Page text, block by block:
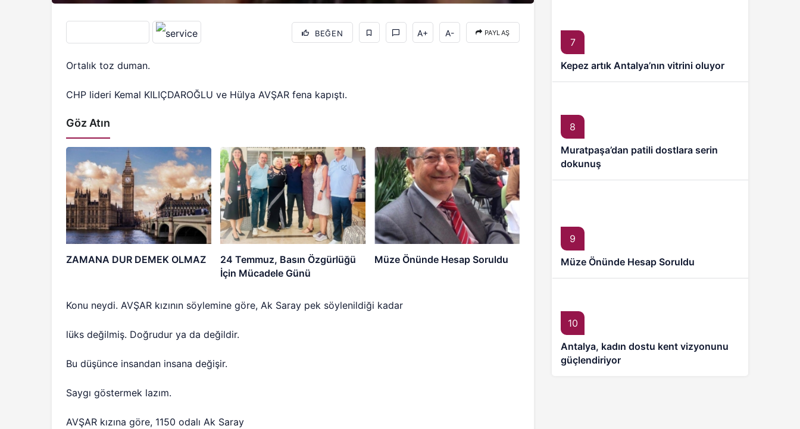
BEĞEN A+ A- PAYLAŞ
Ortalık toz duman.
CHP lideri Kemal KILIÇDAROĞLU ve Hülya AVŞAR fena kapıştı.
Göz Atın
ZAMANA DUR DEMEK OLMAZ
24 Temmuz, Basın Özgürlüğü
İçin Mücadele Günü
Müze Önünde Hesap Soruldu
Konu neydi. AVŞAR kızının söylemine göre, Ak Saray pek söylenildiği kadar
lüks değilmiş. Doğrudur ya da değildir.
Bu düşünce insandan insana değişir.
Saygı göstermek lazım.
AVŞAR kızına göre, 1150 odalı Ak Saray
7
Kepez artık Antalya’nın vitrini oluyor
8
Muratpaşa’dan patili dostlara serin
dokunuş
9
Müze Önünde Hesap Soruldu
10
Antalya, kadın dostu kent vizyonunu
güçlendiriyor